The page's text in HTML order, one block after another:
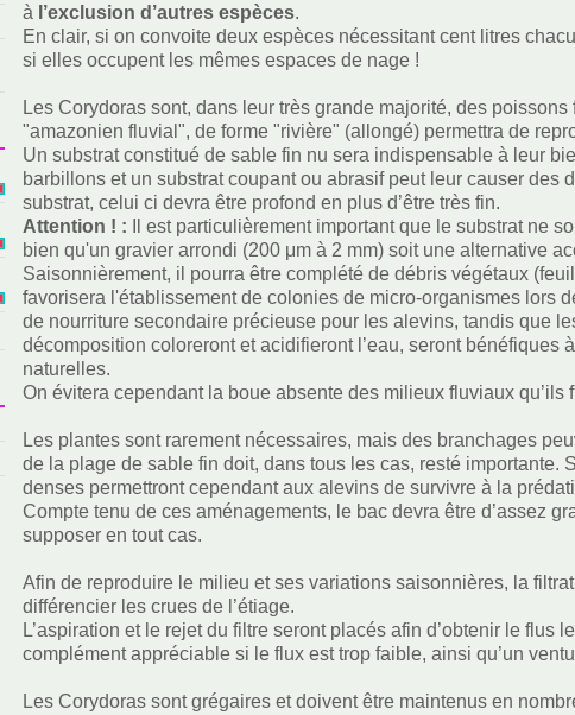
à l’exclusion d’autres espèces.
En clair, si on convoite deux espèces nécessitant cent litres
si elles occupent les mêmes espaces de nage !
Les Corydoras sont, dans leur très grande majorité, des
"amazonien fluvial", de forme "rivière" (allongé) permettra de
Un substrat constitué de sable fin nu sera indispensable à leur
barbillons et un substrat coupant ou abrasif peut leur causer des
substrat, celui ci devra être profond en plus d’être très fin.
Attention ! :
Il est particulièrement important que le substrat ne
bien qu'un gravier arrondi (200 μm à 2 mm) soit une alternative
Saisonnièrement, il pourra être complété de débris végétaux
favorisera l'établissement de colonies de micro-organismes lors
de nourriture secondaire précieuse pour les alevins, tandis que
décomposition coloreront et acidifieront l’eau, seront
naturelles.
On évitera cependant la boue absente des milieux fluviaux qu’ils
Les plantes sont rarement nécessaires, mais des branchages
de la plage de sable fin doit, dans tous les cas, resté
denses permettront cependant aux alevins de survivre à la
Compte tenu de ces aménagements, le bac devra être d’assez
supposer en tout cas.
Afin de reproduire le milieu et ses variations saisonnières, la
différencier les crues de l’étiage.
L’aspiration et le rejet du filtre seront placés afin d’obtenir le
complément appréciable si le flux est trop faible, ainsi qu’un
Les Corydoras sont grégaires et doivent être maintenus en